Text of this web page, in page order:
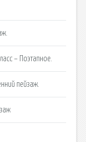
– Поэтапное.
пейзаж.